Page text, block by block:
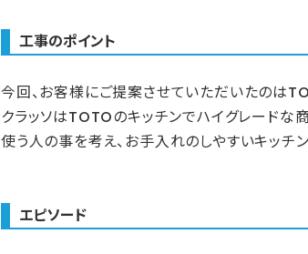
工事のポイント
今回、お客様にご提案させていただいたのは
クラッソはTOTOのキッチンでハイグレードな商
使う人の事を考え、お手入れのしやすいキッチン
エピソード